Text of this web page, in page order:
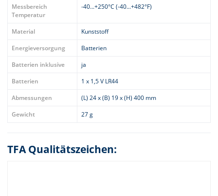
Messbereich
Temperatur
-40...+250°C (-40...+482°F)
Material
Kunststoff
Energieversorgung
Batterien
Batterien inklusive
ja
Batterien
1 x 1,5 V LR44
Abmessungen
(L) 24 x (B) 19 x (H) 400 mm
Gewicht
27 g
TFA Qualitätszeichen: